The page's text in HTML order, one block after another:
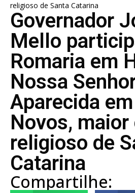
religioso de Santa Catarina
Governador
Mello
Romaria em
Nossa
Aparecida
Novos, maior
religioso de
Catarina
Compartilhe: